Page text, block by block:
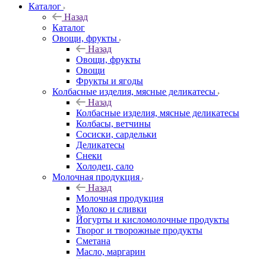
Каталог
Назад
Каталог
Овощи, фрукты
Назад
Овощи, фрукты
Овощи
Фрукты и ягоды
Колбасные изделия, мясные деликатесы
Назад
Колбасные изделия, мясные деликатесы
Колбасы, ветчины
Сосиски, сардельки
Деликатесы
Снеки
Холодец, сало
Молочная продукция
Назад
Молочная продукция
Молоко и сливки
Йогурты и кисломолочные продукты
Творог и творожные продукты
Сметана
Масло, маргарин